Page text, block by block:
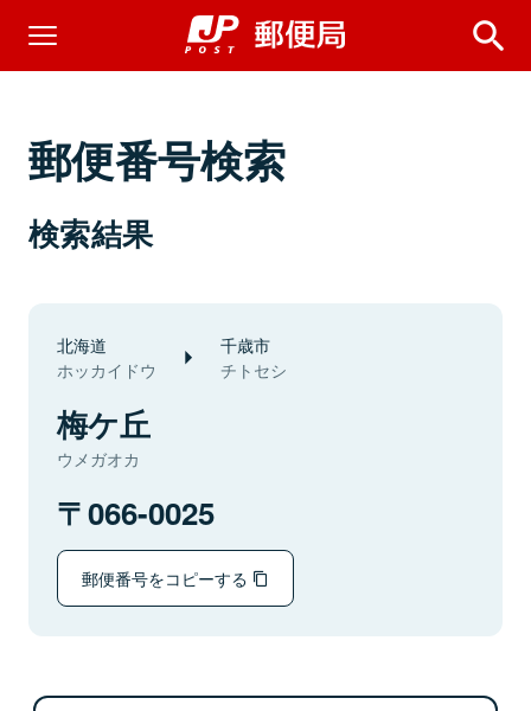
郵便番号検索
検索結果
北海道
ホッカイドウ
千歳市
チトセシ
梅ケ丘
ウメガオカ
066-0025
郵便番号をコピーする